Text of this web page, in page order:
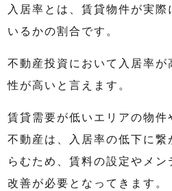
入居率とは、賃貸物件が実
いるかの割合です。
不動産投資において入居率
性が高いと言えます。
賃貸需要が低いエリアの物件
不動産は、入居率の低下に
らむため、賃料の設定やメ
改善が必要となってきます。